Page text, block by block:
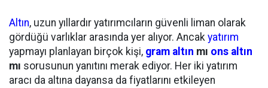
Altın, uzun yıllardır yatırımcıların güvenli liman olarak
gördüğü varlıklar arasında yer alıyor. Ancak yatırım
yapmayı planlayan birçok kişi, gram altın mı ons altın
mı sorusunun yanıtını merak ediyor. Her iki yatırım
aracı da altına dayansa da fiyatlarını etkileyen